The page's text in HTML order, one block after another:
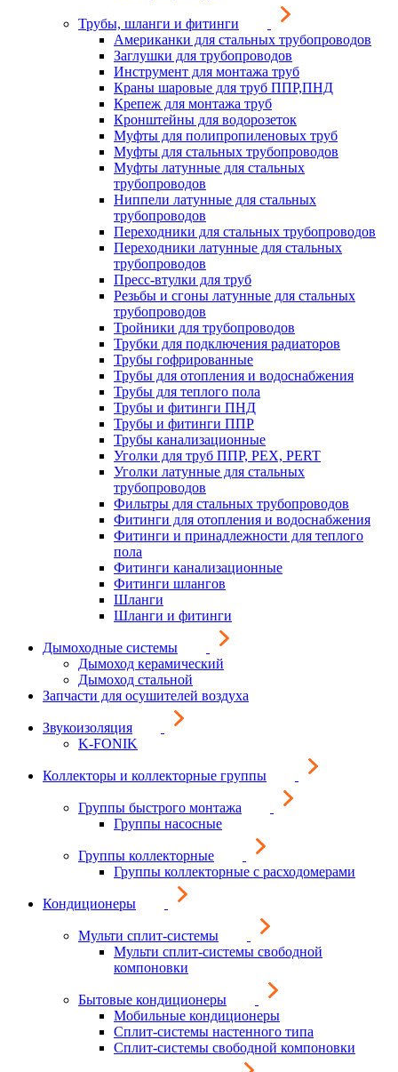
Трубы, шланги и фитинги
Американки для стальных трубопроводов
Заглушки для трубопроводов
Инструмент для монтажа труб
Краны шаровые для труб ППР,ПНД
Крепеж для монтажа труб
Кронштейны для водорозеток
Муфты для полипропиленовых труб
Муфты для стальных трубопроводов
Муфты латунные для стальных
трубопроводов
Ниппели латунные для стальных
трубопроводов
Переходники для стальных трубопроводов
Переходники латунные для стальных
трубопроводов
Пресс-втулки для труб
Резьбы и сгоны латунные для стальных
трубопроводов
Тройники для трубопроводов
Трубки для подключения радиаторов
Трубы гофрированные
Трубы для отопления и водоснабжения
Трубы для теплого пола
Трубы и фитинги ПНД
Трубы и фитинги ППР
Трубы канализационные
Уголки для труб ППР, PEX, PERT
Уголки латунные для стальных
трубопроводов
Фильтры для стальных трубопроводов
Фитинги для отопления и водоснабжения
Фитинги и принадлежности для теплого
пола
Фитинги канализационные
Фитинги шлангов
Шланги
Шланги и фитинги
Дымоходные системы
Дымоход керамический
Дымоход стальной
Запчасти для осушителей воздуха
Звукоизоляция
K-FONIK
Коллекторы и коллекторные группы
Группы быстрого монтажа
Группы насосные
Группы коллекторные
Группы коллекторные с расходомерами
Кондиционеры
Мульти сплит-системы
Мульти сплит-системы свободной
компоновки
Бытовые кондиционеры
Мобильные кондиционеры
Сплит-системы настенного типа
Сплит-системы свободной компоновки